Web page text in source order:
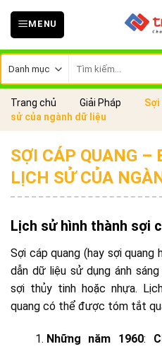
Skip
MENU
kiếm:
Trang chủ Giải Pháp
Sợi
sử của ngành dữ liệu
SỢI CÁP QUANG –
LỊCH SỬ CỦA
Lịch sử hình thành sợi
Sợi cáp quang (hay sợi
dẫn dữ liệu sử dụng ánh
sợi thủy tinh hoặc nhựa.
quang có thể được tóm tắt
Những năm 1960: